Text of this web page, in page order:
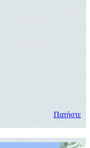
Πατήστε